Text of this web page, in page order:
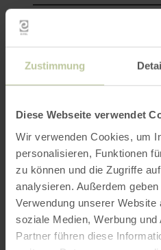
Zustimmung
Diese Webseite verwendet
Wir verwenden Cookies, um
personalisieren, Funktionen
zu können und die Zugriffe
analysieren. Außerdem
Verwendung unserer
soziale Medien, Werbung
Partner führen diese
Weitere